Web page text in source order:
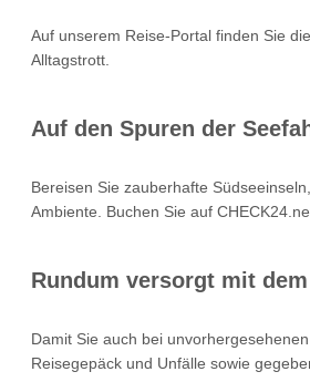
Auf unserem Reise-Portal finden Sie
Alltagstrott.
Auf den Spuren der
Bereisen Sie zauberhafte
Ambiente. Buchen Sie auf
Rundum versorgt mit
Damit Sie auch bei
Reisegepäck und Unfälle sowie